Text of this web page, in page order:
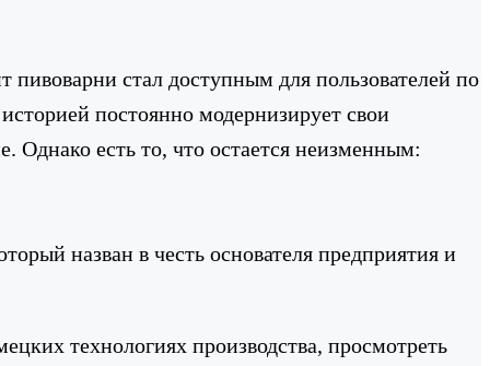
стал доступным для пользователей по
постоянно модернизирует свои
Однако есть то, что остается неизменным:
назван в честь основателя предприятия и
технологиях производства, просмотреть